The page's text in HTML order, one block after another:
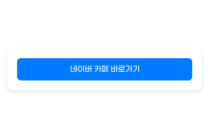
네이버 카페 바로가기